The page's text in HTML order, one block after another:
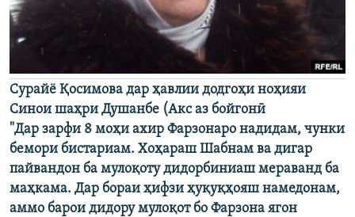
Cурайё Қосимова дар ҳавлии додгоҳи ноҳияи
Синои шаҳри Душанбе (Акс аз бойгонӣ
"Дар зарфи 8 моҳи ахир Фарзонаро надидам, чунки
бемори бистариам. Хоҳараш Шабнам ва дигар
пайвандон ба мулоқоту дидорбиниаш мераванд ба
маҳкама. Дар бораи ҳифзи ҳуқуқҳояш намедонам,
аммо барои дидору мулоқот бо Фарзона ягон